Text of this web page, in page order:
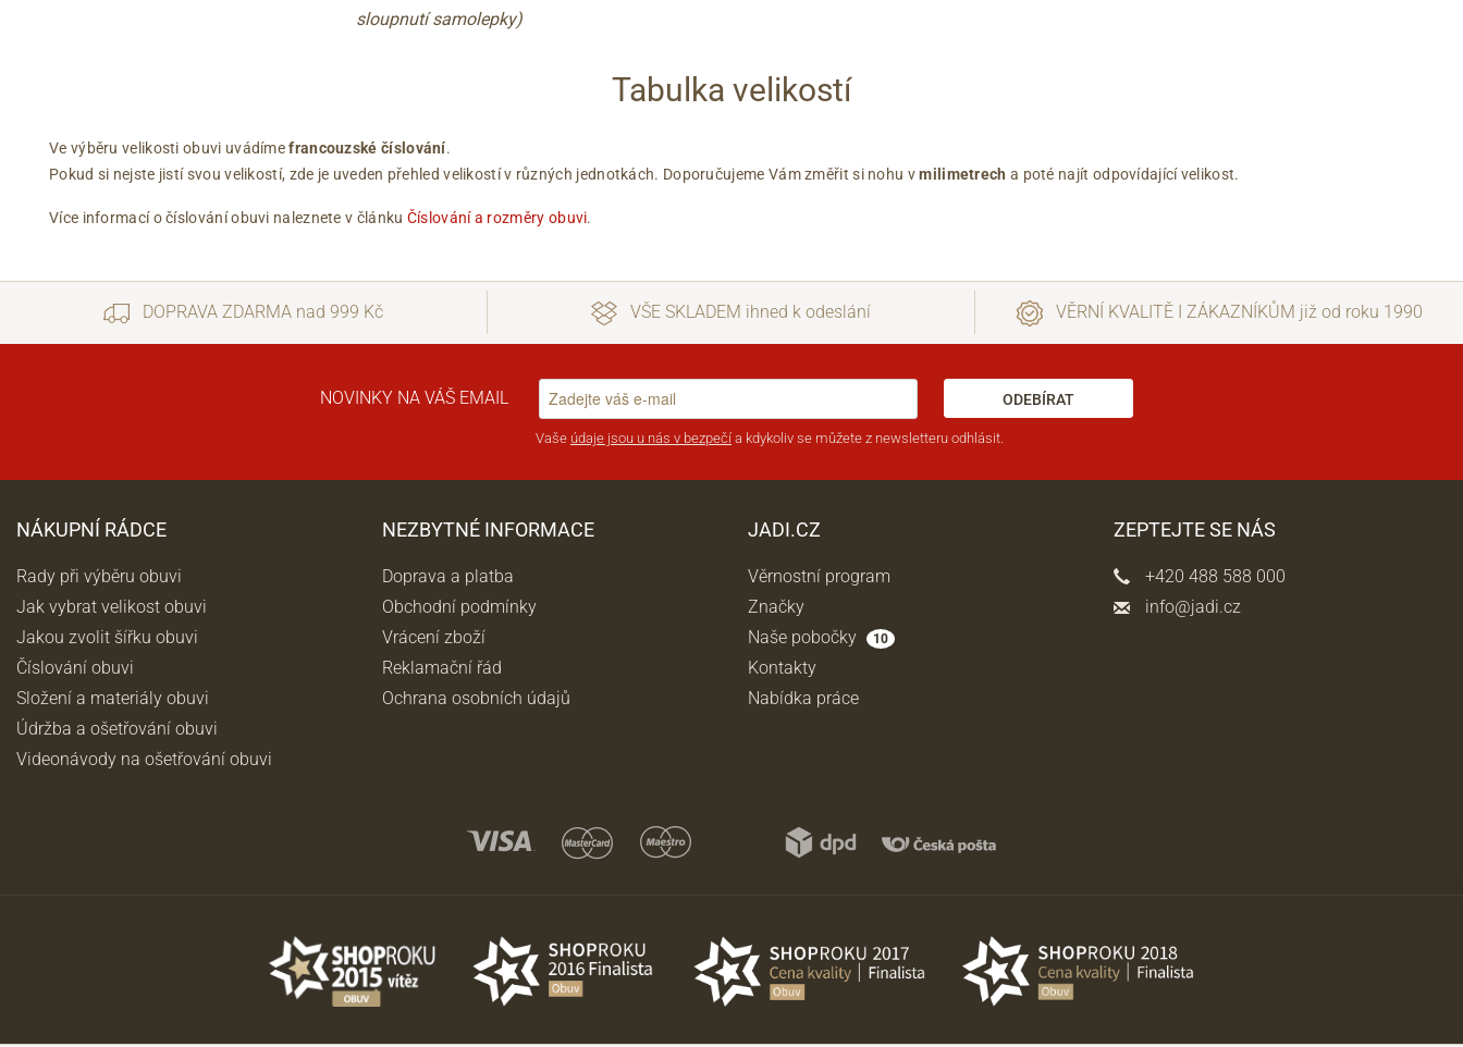
sloupnutí samolepky)
Tabulka velikostí
Ve výběru velikosti obuvi uvádímefrancouzské číslování.
Pokud si nejste jistí svou velikostí, zde je uveden přehled velikostí v různých jednotkách. Doporučujeme Vám změřit si nohu vmilimetrech a poté najít odpovídající velikost.
Více informací o číslování obuvi naleznete v článku Číslování a rozměry obuvi.
DOPRAVA ZDARMA nad 999 Kč VŠE SKLADEM ihned k odeslání VĚRNÍ KVALITĚ I ZÁKAZNÍKŮM již od roku 1990
NOVINKY NA VÁŠ EMAIL ODEBÍRAT
Vaše údaje jsou u nás v bezpečí a kdykoliv se můžete z newsletteru odhlásit.
NÁKUPNÍ RÁDCE
Rady při výběru obuvi
Jak vybrat velikost obuvi
Jakou zvolit šířku obuvi
Číslování obuvi
Složení a materiály obuvi
Údržba a ošetřování obuvi
Videonávody na ošetřování obuvi
NEZBYTNÉ INFORMACE
Doprava a platba
Obchodní podmínky
Vrácení zboží
Reklamační řád
Ochrana osobních údajů
JADI.CZ
Věrnostní program
Značky
Naše pobočky
10
Kontakty
Nabídka práce
ZEPTEJTE SE NÁS
+420 488 588 000
info@jadi.cz